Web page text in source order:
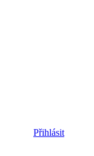
Přihlásit